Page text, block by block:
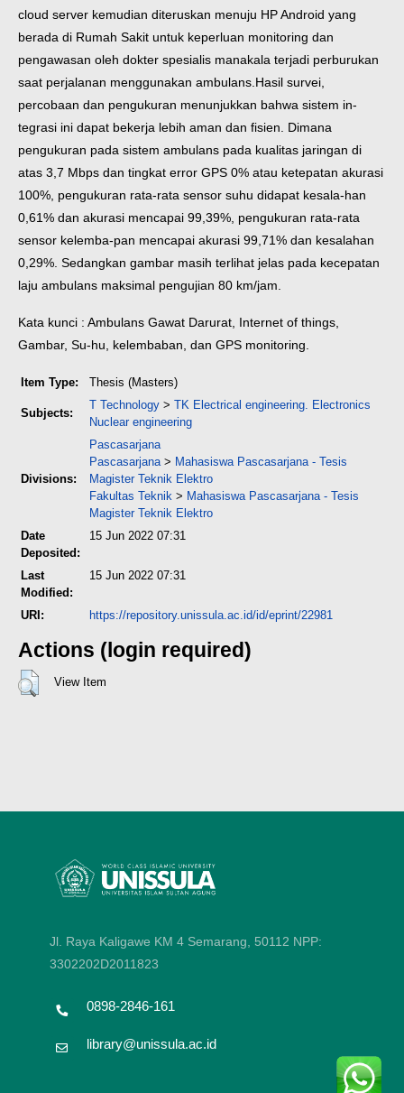
cloud server kemudian diteruskan menuju HP Android yang
berada di Rumah Sakit untuk keperluan monitoring dan
pengawasan oleh dokter spesialis manakala terjadi perburukan
saat perjalanan menggunakan ambulans. Hasil survei,
percobaan dan pengukuran menunjukkan bahwa sistem in-
tegrasi ini dapat bekerja lebih aman dan fisien. Dimana
pengukuran pada sistem ambulans pada kualitas jaringan di
atas 3,7 Mbps dan tingkat error GPS 0% atau ketepatan akurasi
100%, pengukuran rata-rata sensor suhu didapat kesala-han
0,61% dan akurasi mencapai 99,39%, pengukuran rata-rata
sensor kelemba-pan mencapai akurasi 99,71% dan kesalahan
0,29%. Sedangkan gambar masih terlihat jelas pada kecepatan
laju ambulans maksimal pengujian 80 km/jam.
Kata kunci : Ambulans Gawat Darurat, Internet of things,
Gambar, Su-hu, kelembaban, dan GPS monitoring.
Item Type: Thesis (Masters)
Subjects:
T Technology > TK Electrical engineering. Electronics
Nuclear engineering
Divisions:
Pascasarjana
Pascasarjana > Mahasiswa Pascasarjana - Tesis
Magister Teknik Elektro
Fakultas Teknik > Mahasiswa Pascasarjana - Tesis
Magister Teknik Elektro
Date
Deposited:
15 Jun 2022 07:31
Last
Modified:
15 Jun 2022 07:31
URI: https://repository.unissula.ac.id/id/eprint/22981
Actions (login required)
View Item
Jl. Raya Kaligawe KM 4 Semarang, 50112 NPP:
3302202D2011823
0898-2846-161
library@unissula.ac.id